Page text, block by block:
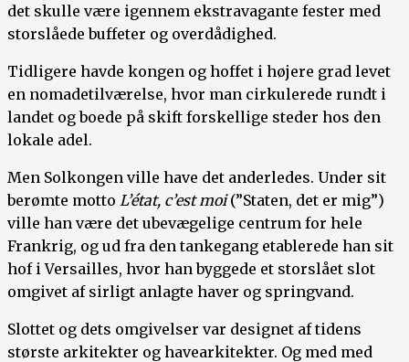
det skulle være igennem ekstravagante fester med
storslåede buffeter og overdådighed.
Tidligere havde kongen og hoffet i højere grad levet
en nomadetilværelse, hvor man cirkulerede rundt i
landet og boede på skift forskellige steder hos den
lokale adel.
Men Solkongen ville have det anderledes. Under sit
berømte motto L’état, c’est moi(”Staten, det er mig”)
ville han være det ubevægelige centrum for hele
Frankrig, og ud fra den tankegang etablerede han sit
hof i Versailles, hvor han byggede et storslået slot
omgivet af sirligt anlagte haver og springvand.
Slottet og dets omgivelser var designet af tidens
største arkitekter og havearkitekter. Og med med